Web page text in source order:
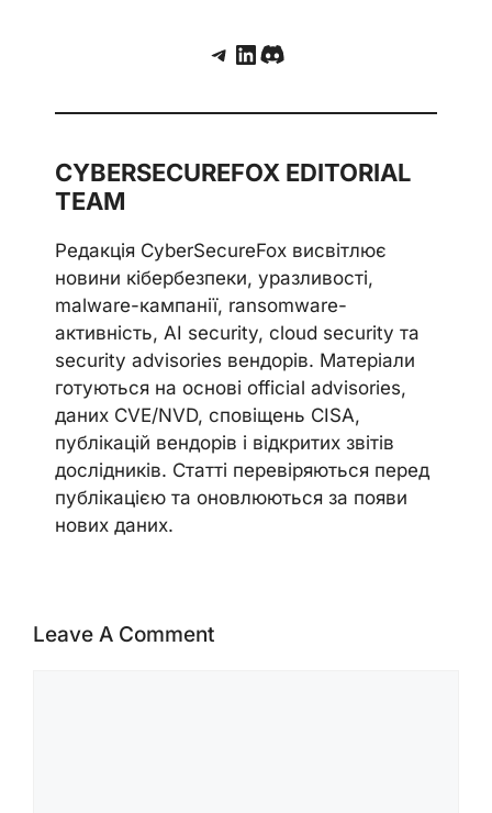
Telegram
LinkedIn
Discord
CYBERSECUREFOX EDITORIAL
TEAM
Редакція CyberSecureFox висвітлює
новини кібербезпеки, уразливості,
malware-кампанії, ransomware-
активність, AI security, cloud security та
security advisories вендорів. Матеріали
готуються на основі official advisories,
даних CVE/NVD, сповіщень CISA,
публікацій вендорів і відкритих звітів
дослідників. Статті перевіряються перед
публікацією та оновлюються за появи
нових даних.
Leave A Comment